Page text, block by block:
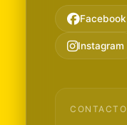
Facebook
Instagram
CONTACTO